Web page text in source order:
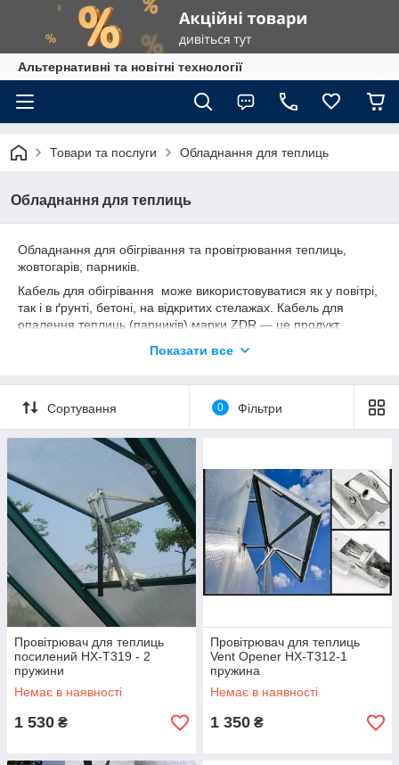
Альтернативні та новітні технології
Товари та послуги Обладнання для теплиць
Обладнання для теплиць
Обладнання для обігрівання та провітрювання теплиць,
жовтогарів, парників.
Кабель для обігрівання може використовуватися як у повітрі,
так і в ґрунті, бетоні, на відкритих стелажах. Кабель для
опалення теплиць (парників) марки ZDR — це продукт,
сплаву міді та нетоксичного пластику, який стійкий до дії
Автоматика провітрювання — пристрій для автоматичного
відкривання та закривання вікон, форточок, дверцят у разі
збільшення температури всередині приміщення (тепліці) від
Показати все
Сортування 0 Фільтри
Провітрювач для теплиць
посилений HX-T319 - 2
пружини
Немає в наявності
1 530 ₴
Провітрювач для теплиць
Vent Opener HX-T312-1
пружина
Немає в наявності
1 350 ₴